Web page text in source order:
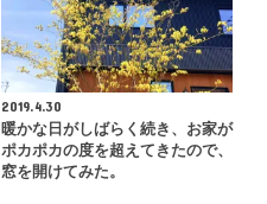
2019.4.30
暖かな日がしばらく続き、お家が
ポカポカの度を超えてきたので、
窓を開けてみた。